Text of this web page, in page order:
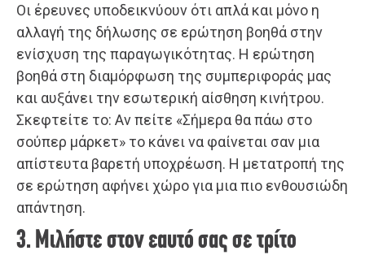
Οι έρευνες υποδεικνύουν ότι απλά και μόνο η
αλλαγή της δήλωσης σε ερώτηση βοηθά στην
ενίσχυση της παραγωγικότητας. Η ερώτηση
βοηθά στη διαμόρφωση της συμπεριφοράς μας
και αυξάνει την εσωτερική αίσθηση κινήτρου.
Σκεφτείτε το: Αν πείτε «Σήμερα θα πάω στο
σούπερ μάρκετ» το κάνει να φαίνεται σαν μια
απίστευτα βαρετή υποχρέωση. Η μετατροπή της
σε ερώτηση αφήνει χώρο για μια πιο ενθουσιώδη
απάντηση.
3. Μιλήστε στον εαυτό σας σε τρίτο